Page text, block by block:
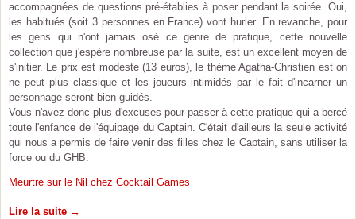
accompagnées de questions pré-établies à poser pendant la soirée. Oui,
les habitués (soit 3 personnes en France) vont hurler. En revanche, pour
les gens qui n'ont jamais osé ce genre de pratique, cette nouvelle
collection que j'espère nombreuse par la suite, est un excellent moyen de
s'initier. Le prix est modeste (13 euros), le thème Agatha-Christien est on
ne peut plus classique et les joueurs intimidés par le fait d'incarner un
personnage seront bien guidés.
Vous n'avez donc plus d'excuses pour passer à cette pratique qui a bercé
toute l'enfance de l'équipage du Captain. C'était d'ailleurs la seule activité
qui nous a permis de faire venir des filles chez le Captain, sans utiliser la
force ou du GHB.
Meurtre sur le Nil chez Cocktail Games
Lire la suite →